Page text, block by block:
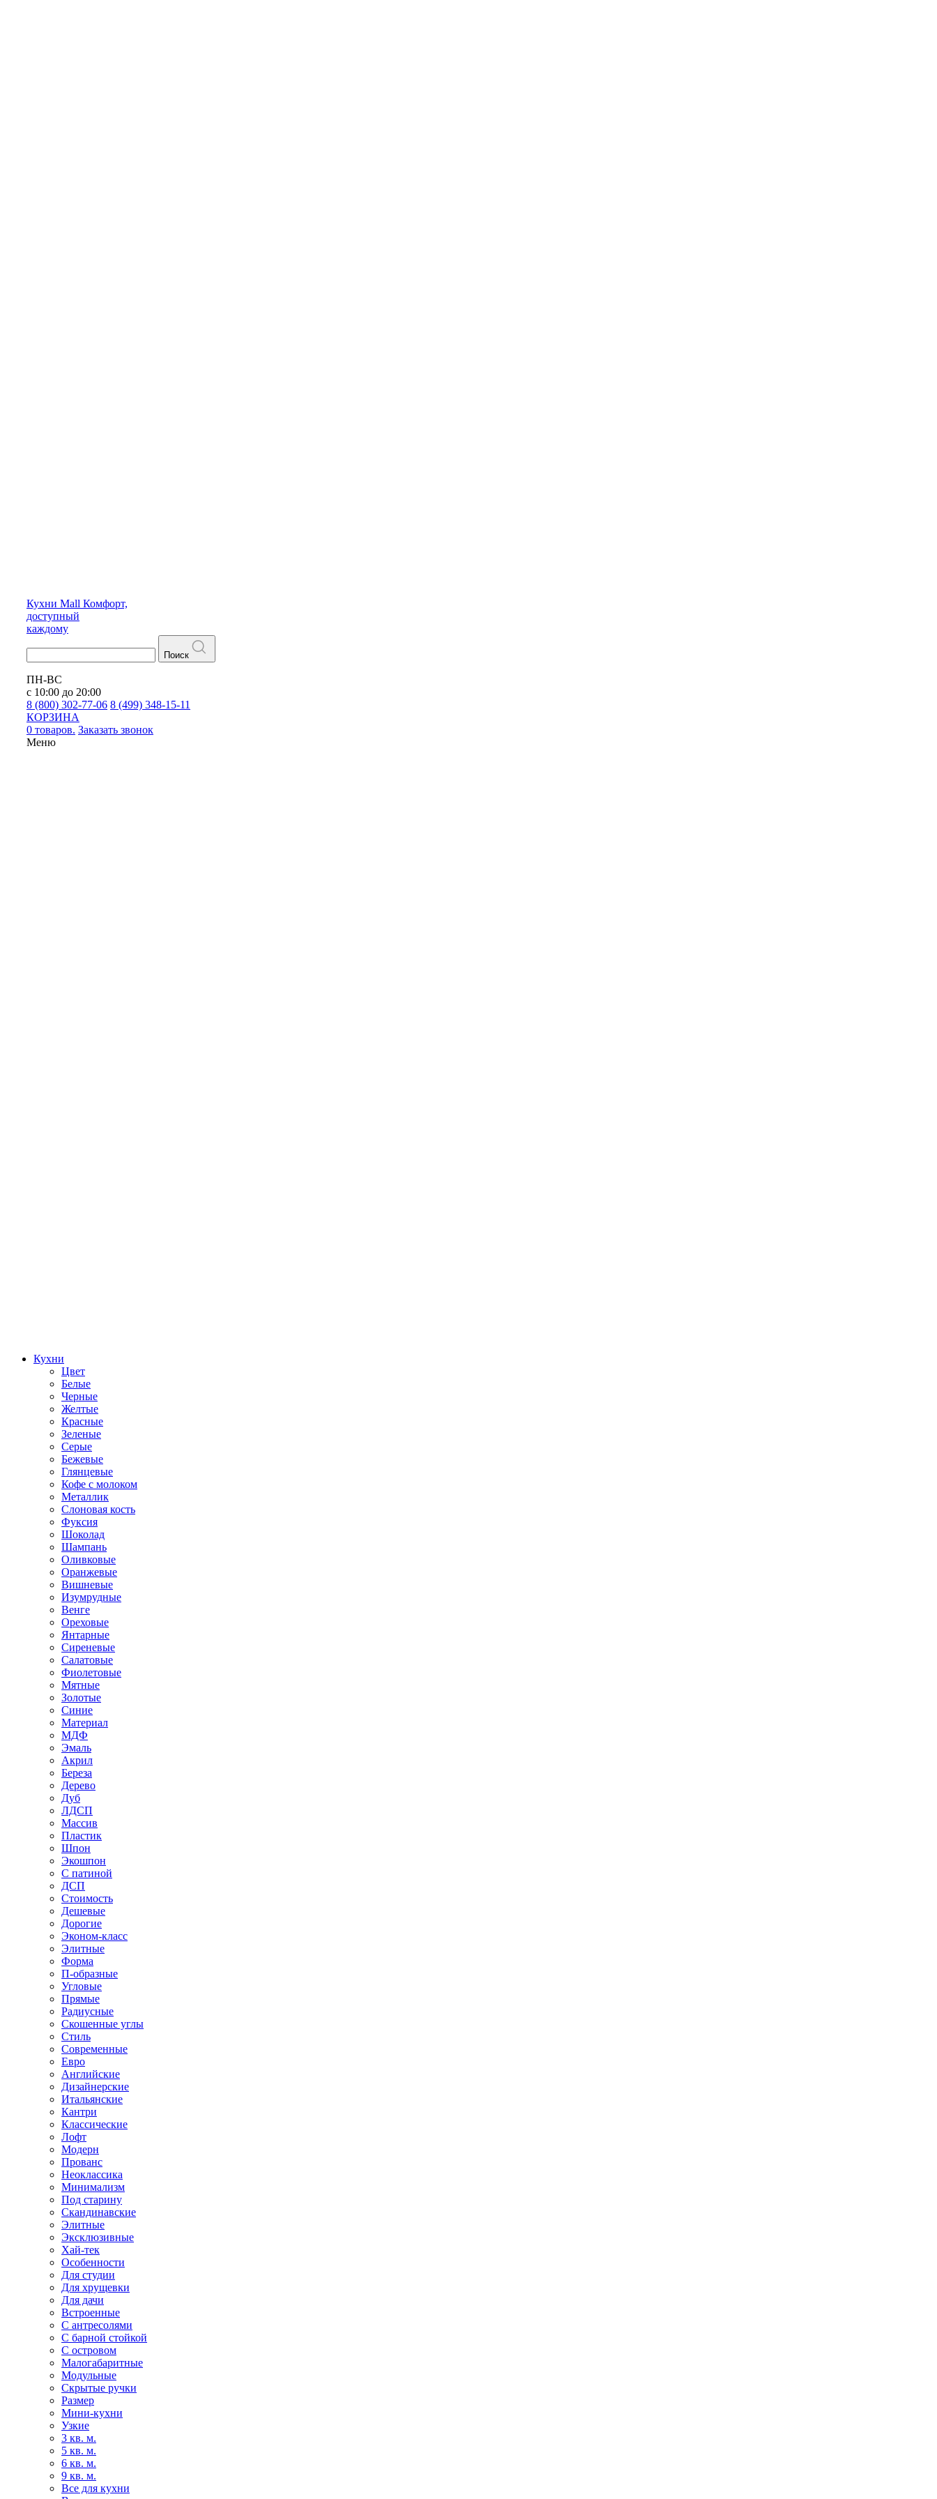
Кухни Mall Комфорт,
доступный
каждому
Поиск
ПН-ВС
с 10:00 до 20:00
8 (800) 302-77-06 8 (499) 348-15-11
КОРЗИНА
0 товаров. Заказать звонок
Меню
Кухни
Цвет
Белые
Черные
Желтые
Красные
Зеленые
Серые
Бежевые
Глянцевые
Кофе с молоком
Металлик
Слоновая кость
Фуксия
Шоколад
Шампань
Оливковые
Оранжевые
Вишневые
Изумрудные
Венге
Ореховые
Янтарные
Сиреневые
Салатовые
Фиолетовые
Мятные
Золотые
Синие
Материал
МДФ
Эмаль
Акрил
Береза
Дерево
Дуб
ЛДСП
Массив
Пластик
Шпон
Экошпон
С патиной
ДСП
Стоимость
Дешевые
Дорогие
Эконом-класс
Элитные
Форма
П-образные
Угловые
Прямые
Радиусные
Скошенные углы
Стиль
Современные
Евро
Английские
Дизайнерские
Итальянские
Кантри
Классические
Лофт
Модерн
Прованс
Неоклассика
Минимализм
Под старину
Скандинавские
Элитные
Эксклюзивные
Хай-тек
Особенности
Для студии
Для хрущевки
Для дачи
Встроенные
С антресолями
С барной стойкой
С островом
Малогабаритные
Модульные
Скрытые ручки
Размер
Мини-кухни
Узкие
3 кв. м.
5 кв. м.
6 кв. м.
9 кв. м.
Все для кухни